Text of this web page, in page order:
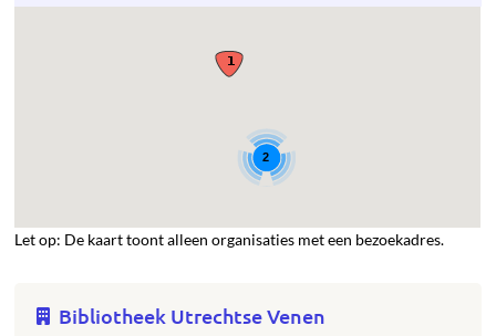
2
Let op: De kaart toont alleen organisaties met een bezoekadres.
Bibliotheek Utrechtse Venen